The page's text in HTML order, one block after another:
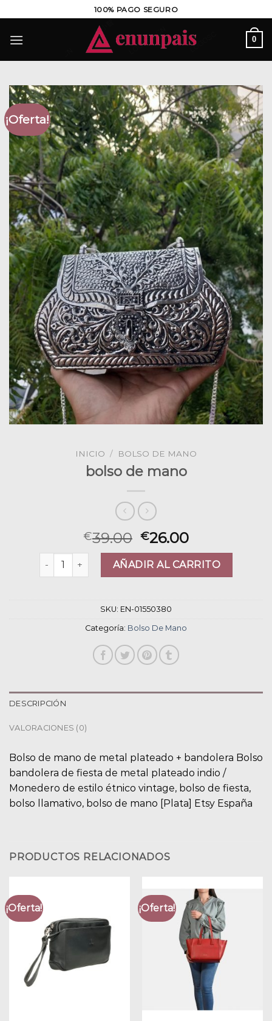
al
contenido
100% PAGO SEGURO
0
¡Oferta!
INICIO / BOLSO DE MANO
bolso de mano
€39.00 €26.00
bolso de mano cantidadAÑADIR AL CARRITO
SKU: EN-01550380
Categoría: Bolso De Mano
DESCRIPCIÓN
VALORACIONES (0)
Bolso de mano de metal plateado + bandolera Bolso
bandolera de fiesta de metal plateado indio /
Monedero de estilo étnico vintage, bolso de fiesta,
bolso llamativo, bolso de mano [Plata] Etsy España
PRODUCTOS RELACIONADOS
¡Oferta! ¡Oferta!